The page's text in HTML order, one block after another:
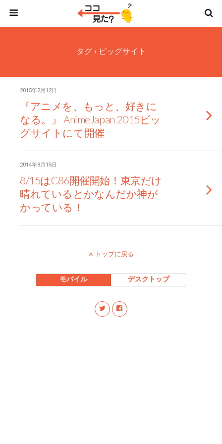
タグ › ビッグサイト
2015年2月12日
『アニメを、もっと、好きに
なる。』 AnimeJapan 2015ビッ
グサイトにて開催
2014年8月15日
8/15はC86開催開始！東京だけ
晴れているとかなんだか神が
かっている！
トップに戻る
モバイル デスクトップ